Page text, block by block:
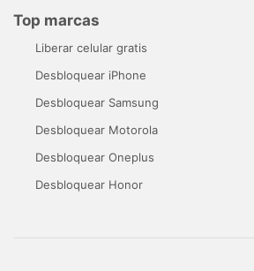
Top marcas
Liberar celular gratis
Desbloquear iPhone
Desbloquear Samsung
Desbloquear Motorola
Desbloquear Oneplus
Desbloquear Honor